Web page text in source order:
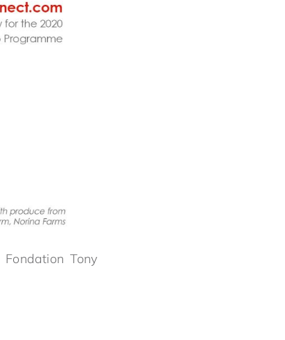
Tony